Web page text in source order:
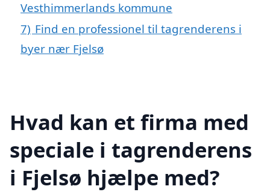
Vesthimmerlands kommune
7) Find en professionel til tagrenderens i
byer nær Fjelsø
Hvad kan et firma med
speciale i tagrenderens
i Fjelsø hjælpe med?